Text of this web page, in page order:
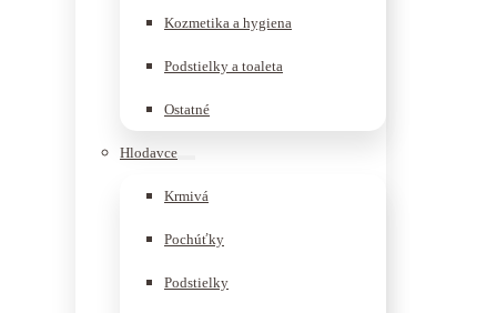
Kozmetika a hygiena
Podstielky a toaleta
Ostatné
Hlodavce
Krmivá
Pochúťky
Podstielky